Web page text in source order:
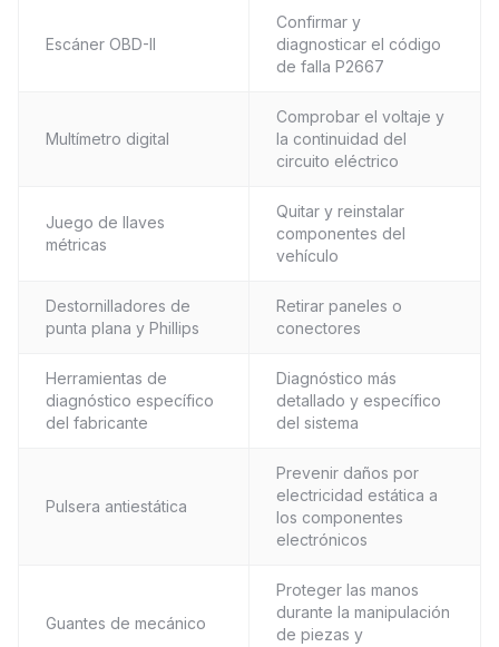
Escáner OBD-II
Confirmar y
diagnosticar el código
de falla P2667
Multímetro digital
Comprobar el voltaje y
la continuidad del
circuito eléctrico
Juego de llaves
métricas
Quitar y reinstalar
componentes del
vehículo
Destornilladores de
punta plana y Phillips
Retirar paneles o
conectores
Herramientas de
diagnóstico específico
del fabricante
Diagnóstico más
detallado y específico
del sistema
Pulsera antiestática
Prevenir daños por
electricidad estática a
los componentes
electrónicos
Guantes de mecánico
Proteger las manos
durante la manipulación
de piezas y